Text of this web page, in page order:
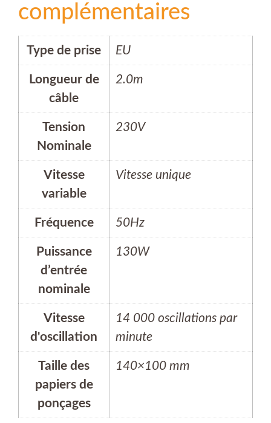
complémentaires
Type de prise EU
Longueur de
câble
2.0m
Tension
Nominale
230V
Vitesse
variable
Vitesse unique
Fréquence 50Hz
Puissance
d’entrée
nominale
130W
Vitesse
d'oscillation
14 000 oscillations par
minute
Taille des
papiers de
ponçages
140×100 mm